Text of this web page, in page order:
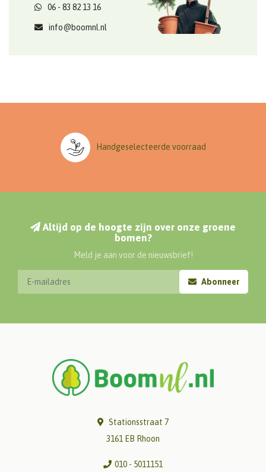
06 - 83 82 13 16
info@boomnl.nl
Handgeselecteerde voorraad
Altijd op de hoogte zijn over onze groene
bomen?
Meld je aan voor de nieuwsbrief!
Abonneer
Stationsstraat 7
3161 EB Rhoon
010 - 5011151